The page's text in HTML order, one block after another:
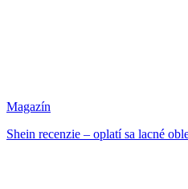
Magazín
Shein recenzie – oplatí sa lacné